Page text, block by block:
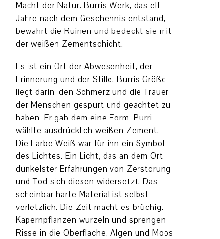
Macht der Natur. Burris Werk, das elf
Jahre nach dem Geschehnis entstand,
bewahrt die Ruinen und bedeckt sie mit
der weißen Zementschicht.
Es ist ein Ort der Abwesenheit, der
Erinnerung und der Stille. Burris Größe
liegt darin, den Schmerz und die Trauer
der Menschen gespürt und geachtet zu
haben. Er gab dem eine Form. Burri
wählte ausdrücklich weißen Zement.
Die Farbe Weiß war für ihn ein Symbol
des Lichtes. Ein Licht, das an dem Ort
dunkelster Erfahrungen von Zerstörung
und Tod sich diesen widersetzt. Das
scheinbar harte Material ist selbst
verletzlich. Die Zeit macht es brüchig.
Kapernpflanzen wurzeln und sprengen
Risse in die Oberfläche, Algen und Moos